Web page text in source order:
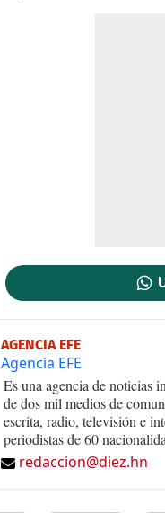
AGENCIA EFE
Agencia EFE
Es una agencia de noticias
de dos mil medios de
escrita, radio, televisión e
periodistas de 60
redaccion@diez.hn